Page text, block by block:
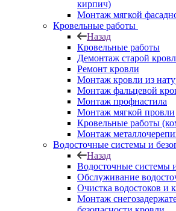
кирпич)
Монтаж мягкой
Кровельные работы
Назад
Кровельные работы
Демонтаж старой
Ремонт кровли
Монтаж кровли из
Монтаж фальцевой
Монтаж профнастила
Монтаж мягкой провли
Кровельные работы
Монтаж
Водосточные системы и
Назад
Водосточные системы
Обслуживание
Очистка водостоков и
Монтаж